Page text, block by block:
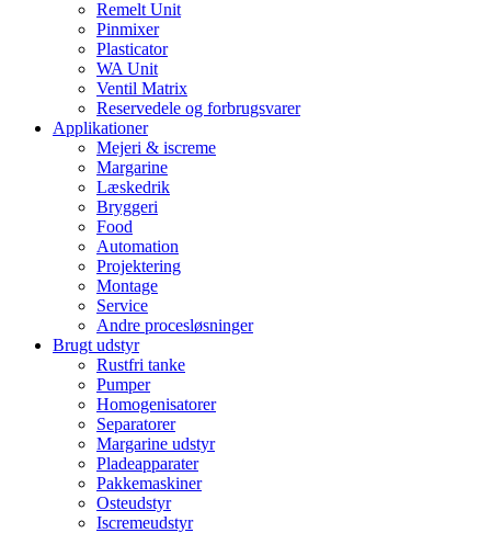
Remelt Unit
Pinmixer
Plasticator
WA Unit
Ventil Matrix
Reservedele og forbrugsvarer
Applikationer
Mejeri & iscreme
Margarine
Læskedrik
Bryggeri
Food
Automation
Projektering
Montage
Service
Andre procesløsninger
Brugt udstyr
Rustfri tanke
Pumper
Homogenisatorer
Separatorer
Margarine udstyr
Pladeapparater
Pakkemaskiner
Osteudstyr
Iscremeudstyr